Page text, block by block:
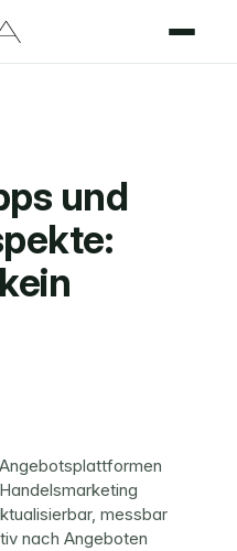
und
messbar
nach Angeboten